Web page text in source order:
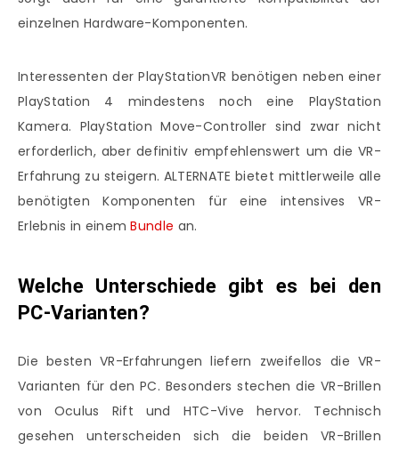
einzelnen Hardware-Komponenten.
Interessenten der PlayStationVR benötigen neben einer
PlayStation 4 mindestens noch eine PlayStation
Kamera. PlayStation Move-Controller sind zwar nicht
erforderlich, aber definitiv empfehlenswert um die VR-
Erfahrung zu steigern. ALTERNATE bietet mittlerweile alle
benötigten Komponenten für eine intensives VR-
Erlebnis in einemBundle an.
Welche Unterschiede gibt es bei den
PC-Varianten?
Die besten VR-Erfahrungen liefern zweifellos die VR-
Varianten für den PC. Besonders stechen die VR-Brillen
von Oculus Rift und HTC-Vive hervor. Technisch
gesehen unterscheiden sich die beiden VR-Brillen